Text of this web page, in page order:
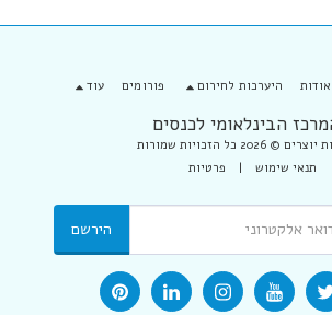
הבינלאומי לכנסים
© 2026 כל הזכויות שמורות
תנאי שימוש | פרטיות
אודות היערכות לחירום פורומים עוד
הירשם